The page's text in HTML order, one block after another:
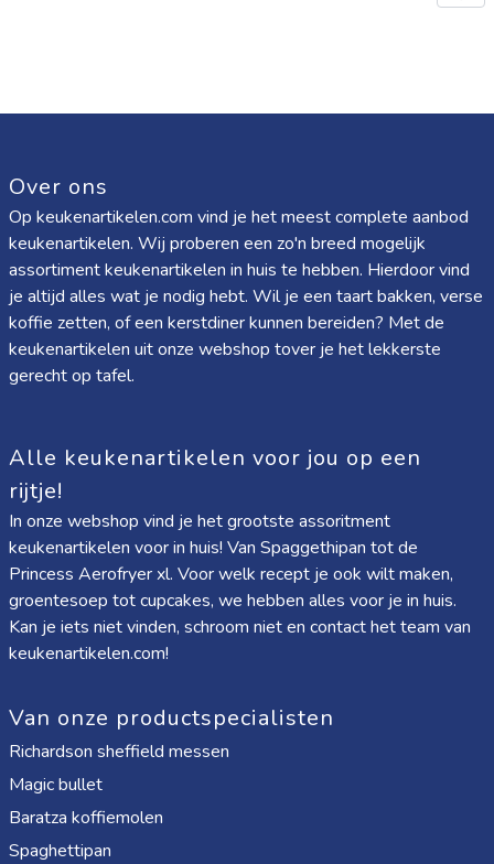
Over ons
Op keukenartikelen.com vind je het meest complete aanbod
keukenartikelen. Wij proberen een zo'n breed mogelijk
assortiment keukenartikelen in huis te hebben. Hierdoor vind
je altijd alles wat je nodig hebt. Wil je een taart bakken, verse
koffie zetten, of een kerstdiner kunnen bereiden? Met de
keukenartikelen uit onze webshop tover je het lekkerste
gerecht op tafel.
Alle keukenartikelen voor jou op een
rijtje!
In onze webshop vind je het grootste assoritment
keukenartikelen voor in huis! Van Spaggethipan tot de
Princess Aerofryer xl. Voor welk recept je ook wilt maken,
groentesoep tot cupcakes, we hebben alles voor je in huis.
Kan je iets niet vinden, schroom niet en contact het team van
keukenartikelen.com!
Van onze productspecialisten
Richardson sheffield messen
Magic bullet
Baratza koffiemolen
Spaghettipan